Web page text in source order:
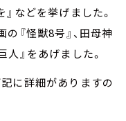
などを挙げました。
『怪獣8号』、田母神
人』をあげました。
に詳細がありますの